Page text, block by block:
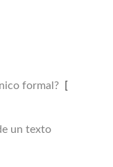
formal?[
un texto